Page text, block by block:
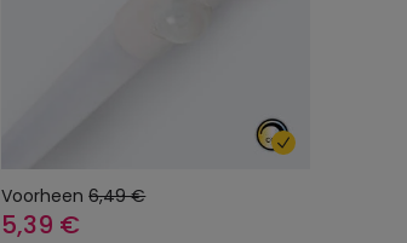
Voorheen 6,49 €
5,39 €